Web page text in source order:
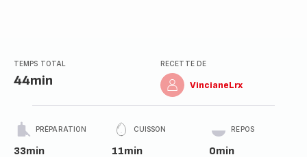
TEMPS TOTAL
44min
RECETTE DE
VincianeLrx
PRÉPARATION
33min
CUISSON
11min
REPOS
0min